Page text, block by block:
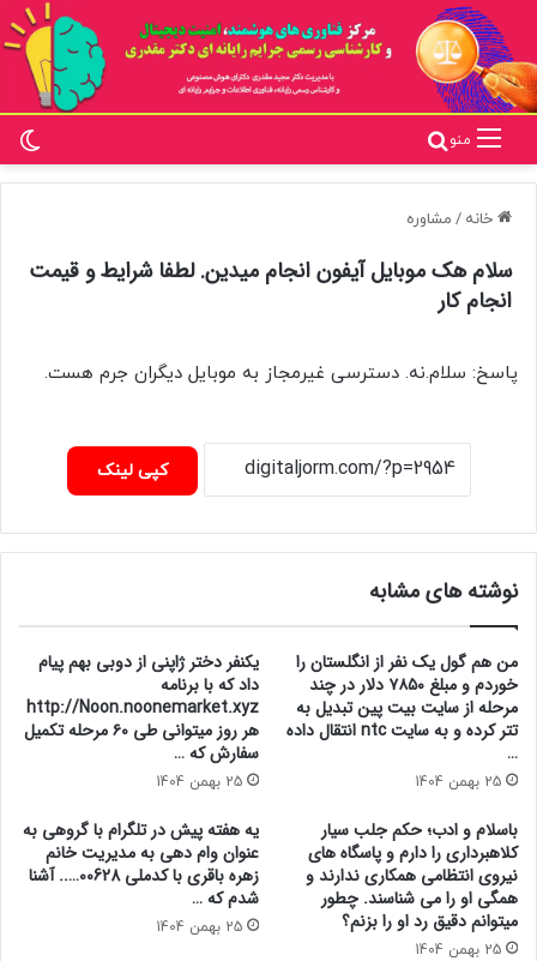
منو
خانه / مشاوره
سلام هک موبایل آیفون انجام میدین. لطفا شرایط و قیمت
انجام کار
پاسخ: سلام.نه. دسترسی غیرمجاز به موبایل دیگران جرم هست.
کپی لینک
نوشته های مشابه
من هم گول یک نفر از انگلستان را
خوردم و مبلغ ۷۸۵۰ دلار در چند
مرحله از سایت بیت پین تبدیل به
تتر کرده و به سایت ntc انتقال داده
…
25 بهمن 1404
یکنفر دختر ژاپنی از دوبی بهم پیام
داد که با برنامه
http://Noon.noonemarket.xyz
هر روز میتوانی طی ۶۰ مرحله تکمیل
سفارش که …
25 بهمن 1404
باسلام و ادب؛ حکم جلب سیار
کلاهبرداری را دارم و پاسگاه های
نیروی انتظامی همکاری ندارند و
همگی او را می شناسند. چطور
میتوانم دقیق رد او را بزنم؟
25 بهمن 1404
یه هفته پیش در تلگرام با گروهی به
عنوان وام دهی به مدیریت خانم
زهره باقری با کدملی 00628….. آشنا
شدم که …
25 بهمن 1404